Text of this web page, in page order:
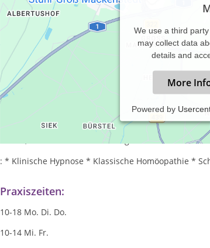
We use a third
may collect data
details and
More
Powered by
Und wenn Sie * stark sein wollen, Ihre Ziele klar
schwierigen Lebenslagen behalten möchten, * das
haben, dann Sind Sie hier richtig.
: * Klinische Hypnose * Klassische Homöopathie *
Praxiszeiten:
10-18 Mo. Di. Do.
10-14 Mi. Fr.